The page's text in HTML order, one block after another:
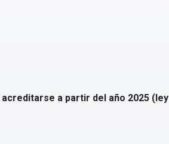
a partir del año 2025 (ley